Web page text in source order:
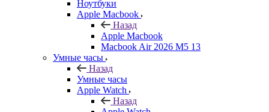
Ноутбуки
Apple Macbook
Назад
Apple Macbook
Macbook Air 2026 M5 13
Умные часы
Назад
Умные часы
Apple Watch
Назад